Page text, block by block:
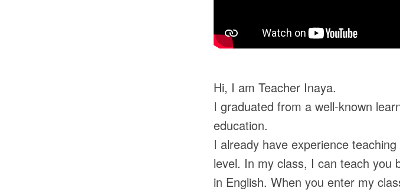
Hi, I am Teacher Inaya.
I graduated from a well-known
education.
I already have experience
level. In my class, I can teach you
in English. When you enter my